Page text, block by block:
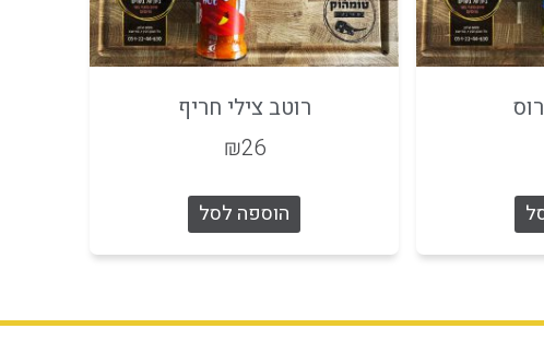
רוטב צילי חריף
₪26
הוספה לסל